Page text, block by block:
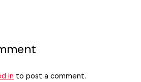
in to post a comment.